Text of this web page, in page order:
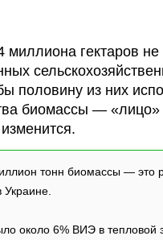
миллиона гектаров не
половину из них
биомассы — «лицо»
тонн биомассы — это
Украине.
около 6% ВИЭ в тепловой